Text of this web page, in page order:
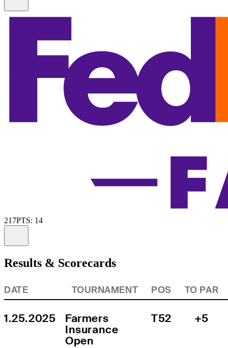
217PTS: 14
Results & Scorecards
DATE TOURNAMENT POS TO PAR
1.25.2025
Farmers
Insurance
Open
T52 +5